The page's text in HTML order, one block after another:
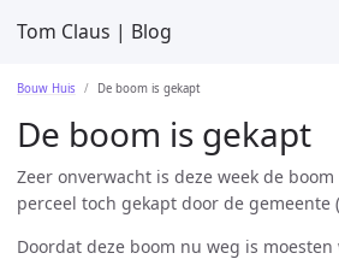
Tom Claus | Blog
Bouw Huis De boom is gekapt
De boom is gekapt
Zeer onverwacht is deze week de
perceel toch gekapt door de gemeente
Doordat deze boom nu weg is